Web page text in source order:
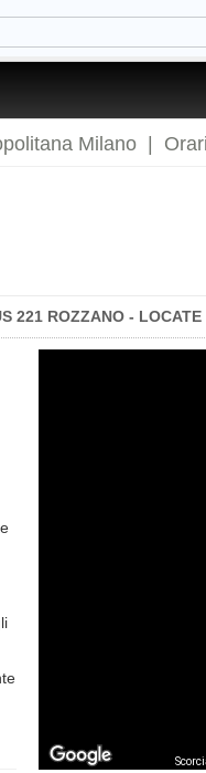
Milano
221 ROZZANO -